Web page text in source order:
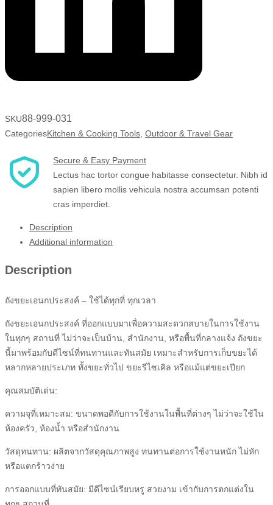
SKU88-999-031
CategoriesKitchen & Cooking Tools Outdoor & Travel Gear
Secure & Easy Payment
Lectus hac tortor congue habitasse consectetur. Nibh id
sapien libero mollis vehicula nostra accumsan potenti
cras imperdiet.
Description
Additional information
Description
ถังขยะเอนกประสงค์ – ใช้ได้ทุกที่ ทุกเวลา
ถังขยะเอนกประสงค์ ที่ออกแบบมาเพื่อความสะดวกสบายในการใช้งาน
ในทุกๆ สถานที่ ไม่ว่าจะเป็นบ้าน, สำนักงาน, หรือพื้นที่กลางแจ้ง ถังขยะ
นี้มาพร้อมกับดีไซน์ที่ทนทานและทันสมัย เหมาะสำหรับการเก็บขยะได้
หลากหลายประเภท ทั้งขยะทั่วไป ขยะรีไซเคิล หรือแม้แต่ขยะเปียก
คุณสมบัติเด่น:
ความจุที่เหมาะสม: ขนาดพอดีกับการใช้งานในพื้นที่ต่างๆ ไม่ว่าจะใช้ใน
ห้องครัว, ห้องน้ำ หรือสำนักงาน
วัสดุทนทาน: ผลิตจากวัสดุคุณภาพสูง ทนทานต่อการใช้งานหนัก ไม่หัก
หรือแตกร้าวง่าย
การออกแบบที่ทันสมัย: มีดีไซน์เรียบหรู สวยงาม เข้ากับการตกแต่งใน